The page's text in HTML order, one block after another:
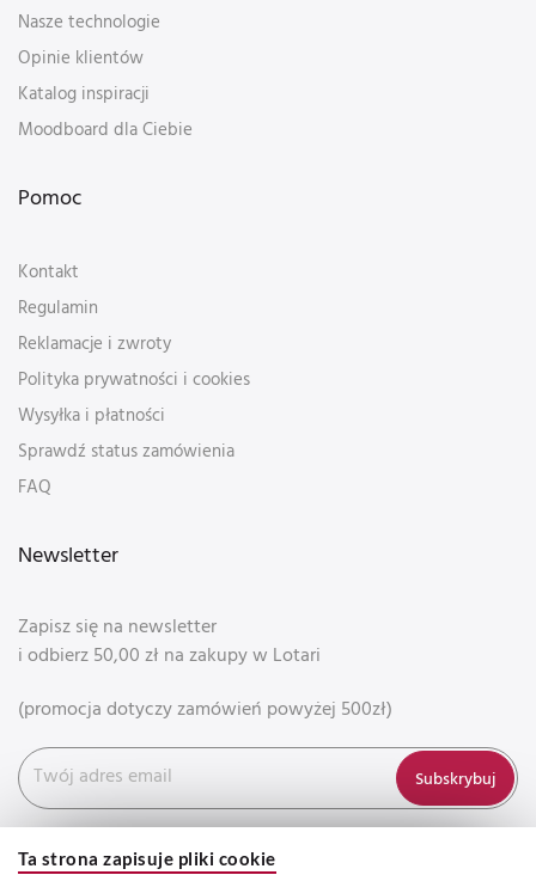
Ta strona zapisuje pliki cookie
Nasze technologie
Opinie klientów
Katalog inspiracji
Moodboard dla Ciebie
Pomoc
Kontakt
Regulamin
Reklamacje i zwroty
Polityka prywatności i cookies
Wysyłka i płatności
Sprawdź status zamówienia
FAQ
Newsletter
Zapisz się na newsletter
i odbierz 50,00 zł na zakupy w Lotari
(promocja dotyczy zamówień powyżej 500zł)
Subskrybuj